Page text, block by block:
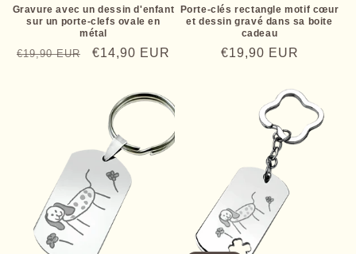
Gravure avec un dessin d'enfant
sur un porte-clefs ovale en
métal
Prix
€19,90 EUR
Prix
€14,90 EUR
Porte-clés rectangle motif cœur
et dessin gravé dans sa boite
cadeau
Prix
€19,90 EUR